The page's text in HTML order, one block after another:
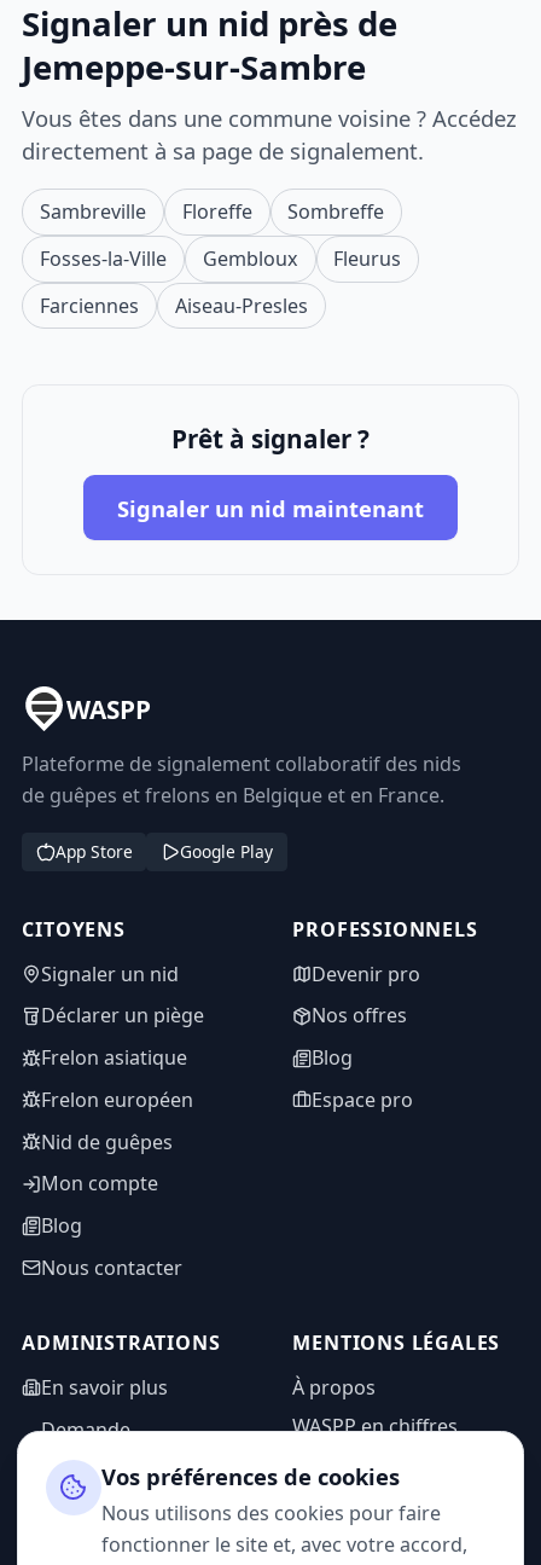
Signaler un nid près de
Jemeppe-sur-Sambre
Vous êtes dans une commune voisine ? Accédez
directement à sa page de signalement.
Sambreville Floreffe
Sombreffe
Fosses-la-Ville
Gembloux
Fleurus
Farciennes
Aiseau-Presles
Prêt à signaler ?
Signaler un nid maintenant
WASPP
Plateforme de signalement collaboratif des nids
de guêpes et frelons en Belgique et en France.
App Store Google Play
CITOYENS
Signaler un nid
Déclarer un piège
Frelon asiatique
Frelon européen
Nid de guêpes
Mon compte
Blog
Nous contacter
PROFESSIONNELS
Devenir pro
Nos offres
Blog
Espace pro
ADMINISTRATIONS
En savoir plus
Demande
d'information
Espace admin
MENTIONS LÉGALES
À propos
WASPP en chiffres
Mentions légales
Politique de
confidentialité
Vos préférences de cookies
Nous utilisons des cookies pour faire
fonctionner le site et, avec votre accord,